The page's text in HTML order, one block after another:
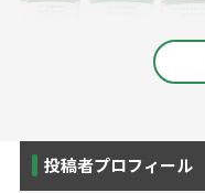
投稿者プロフィール